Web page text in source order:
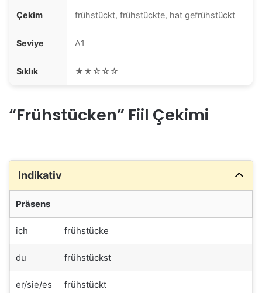
Çekim frühstückt, frühstückte, hat gefrühstückt
Seviye A1
Sıklık ★★☆☆☆
“Frühstücken” Fiil Çekimi
Indikativ
Präsens
ich frühstücke
du frühstückst
er/sie/es frühstückt